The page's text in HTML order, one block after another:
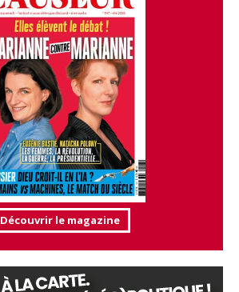
Découvrir le magazine